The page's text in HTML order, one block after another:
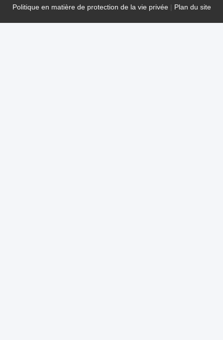
Politique en matière de protection de la vie privée| Plan du site